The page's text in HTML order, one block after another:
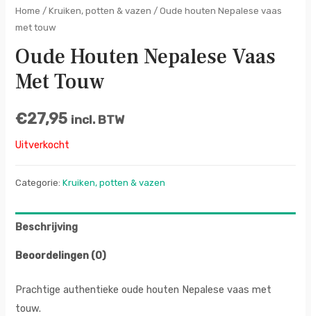
Home /Kruiken, potten & vazen / Oude houten Nepalese vaas
met touw
Oude Houten Nepalese Vaas
Met Touw
€27,95 incl. BTW
Uitverkocht
Categorie:Kruiken, potten & vazen
Beschrijving
Beoordelingen (0)
Prachtige authentieke oude houten Nepalese vaas met
touw.